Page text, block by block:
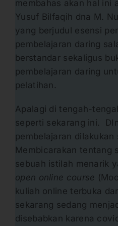
membahas akan hal ini
Yusuf Bilfaqih dna M.
yang berjudul esensi
pembelajaran daring
berstandar sekaligus
pembelajaran daring
pelatihan.
Apalagi di tengah-
seperti sekarang ini.
pembelajaran dilakukan
Membicarakan tentang
sebuah istilah menarik
open online course
kuliah online terbuka
sekarang sedang
disebabkan karena